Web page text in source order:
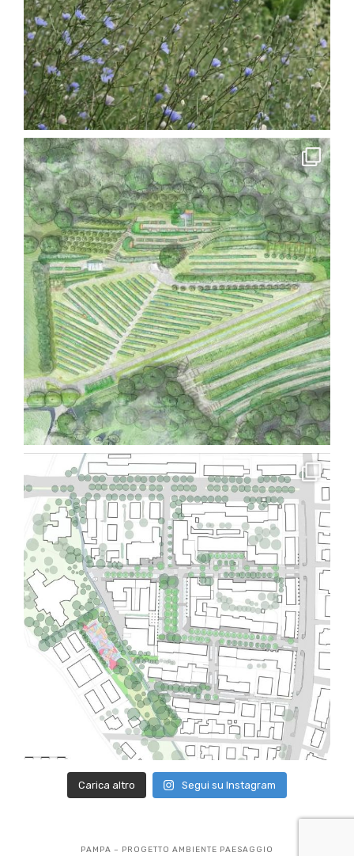
Carica altro Segui su Instagram
PAMPA – PROGETTO AMBIENTE PAESAGGIO